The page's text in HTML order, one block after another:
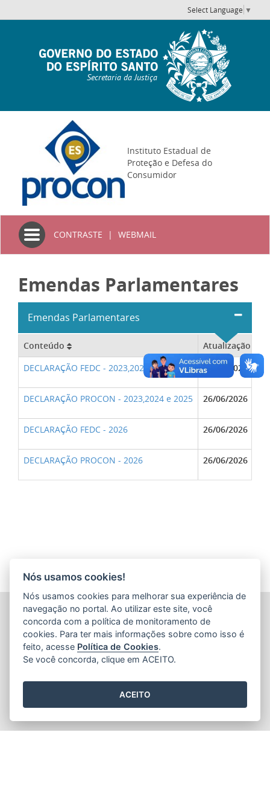
Select Language ▼
Secretaria da Justiça
Instituto Estadual de
Proteção e Defesa do
Consumidor
Toggle
navigation
CONTRASTE | WEBMAIL
Emendas Parlamentares
Emendas Parlamentares
Conteúdo Atualização
DECLARAÇÃO FEDC - 2023,2024 e 2025
26/06/2026
DECLARAÇÃO PROCON - 2023,2024 e 2025 26/06/2026
DECLARAÇÃO FEDC - 2026 26/06/2026
DECLARAÇÃO PROCON - 2026 26/06/2026
INSTITUTO ESTADUAL DE PROTEÇÃO E DEFESA DO
CONSUMIDOR (PROCON-ES)
Avenida Jerônimo Monteiro, nº 935 - Centro
CEP: 29.010-003 - Vitória / Espírito Santo
Tel.: 151
Nós usamos cookies!
Nós usamos cookies para melhorar sua experiência de
navegação no portal. Ao utilizar este site, você
concorda com a política de monitoramento de
cookies. Para ter mais informações sobre como isso é
feito, acesse Política de Cookies.
Se você concorda, clique em ACEITO.
ACEITO